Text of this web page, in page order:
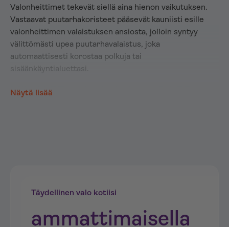
Valonheittimet tekevät siellä aina hienon vaikutuksen.
Vastaavat puutarhakoristeet pääsevät kauniisti esille
valonheittimen valaistuksen ansiosta, jolloin syntyy
välittömästi upea puutarhavalaistus, joka
automaattisesti korostaa polkuja tai
sisäänkäyntialuettasi.
Miksi LED-valonheittimet & LED-
edulliset LED-valonheittimet voi jättää päälle
käytännössä koko yöksi ilman, että sinulla on huono
omatunto tai että lompakkoasi rasitetaan suuresti.
Näytä lisää
Täydellinen valo kotiisi
ammattimaisella